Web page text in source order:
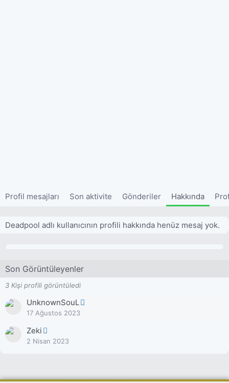
Profil mesajları Son aktivite Gönderiler Hakkında
Deadpool adlı kullanıcının profili hakkında henüz mesaj yok.
Son Görüntüleyenler
3 Kişi profili görüntüledi
UnknownSouL
17 Ağustos 2023
Zeki
2 Nisan 2023